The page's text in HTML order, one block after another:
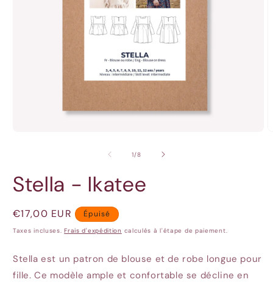
une
fenêtre
1/de
8
Stella - Ikatee
Prix
habituel
€17,00 EUR Épuisé
Taxes incluses.Frais d'expédition calculés à l'étape de paiement.
Stella est un patron de blouse et de robe longue pour
fille. Ce modèle ample et confortable se décline en